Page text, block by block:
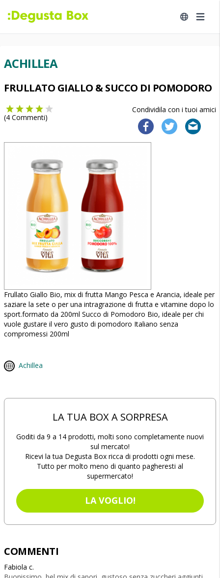
ACHILLEA
FRULLATO GIALLO & SUCCO DI POMODORO
Condividila con i tuoi amici
(4 Commenti)
Frullato Giallo Bio, mix di frutta Mango Pesca e Arancia, ideale per
saziare la sete o per una intragrazione di frutta e vitamine dopo lo
sport.formato da 200ml Succo di Pomodoro Bio, ideale per chi
vuole gustare il vero gusto di pomodoro Italiano senza
compromessi 200ml
Achillea
LA TUA BOX A SORPRESA
Goditi da 9 a 14 prodotti, molti sono completamente nuovi
sul mercato!
Ricevi la tua Degusta Box ricca di prodotti ogni mese.
Tutto per molto meno di quanto pagheresti al
supermercato!
LA VOGLIO!
COMMENTI
Fabiola c.